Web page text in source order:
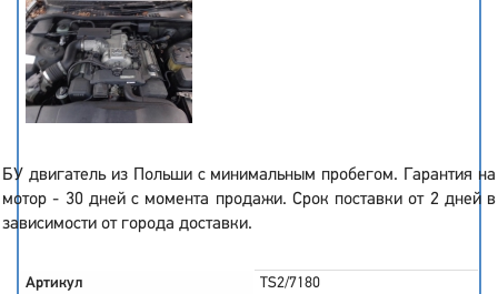
БУ двигатель из Польши с минимальным пробегом. Гарантия на
мотор - 30 дней с момента продажи. Срок поставки от 2 дней в
зависимости от города доставки.
Артикул
TS2/7180